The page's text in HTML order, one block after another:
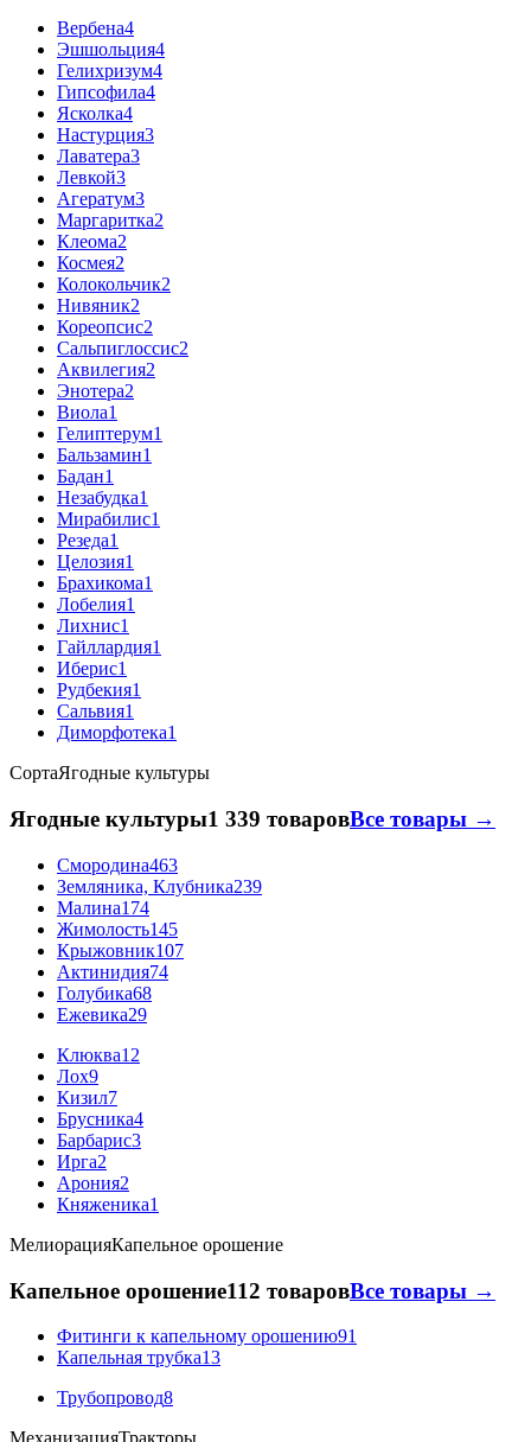
Вербена4
Эшшольция4
Гелихризум4
Гипсофила4
Ясколка4
Настурция3
Лаватера3
Левкой3
Агератум3
Маргаритка2
Клеома2
Космея2
Колокольчик2
Нивяник2
Кореопсис2
Сальпиглоссис2
Аквилегия2
Энотера2
Виола1
Гелиптерум1
Бальзамин1
Бадан1
Незабудка1
Мирабилис1
Резеда1
Целозия1
Брахикома1
Лобелия1
Лихнис1
Гайллардия1
Иберис1
Рудбекия1
Сальвия1
Диморфотека1
СортаЯгодные культуры
Ягодные культуры1 339 товаровВсе товары →
Смородина463
Земляника, Клубника239
Малина174
Жимолость145
Крыжовник107
Актинидия74
Голубика68
Ежевика29
Клюква12
Лох9
Кизил7
Брусника4
Барбарис3
Ирга2
Арония2
Княженика1
МелиорацияКапельное орошение
Капельное орошение112 товаровВсе товары →
Фитинги к капельному орошению91
Капельная трубка13
Трубопровод8